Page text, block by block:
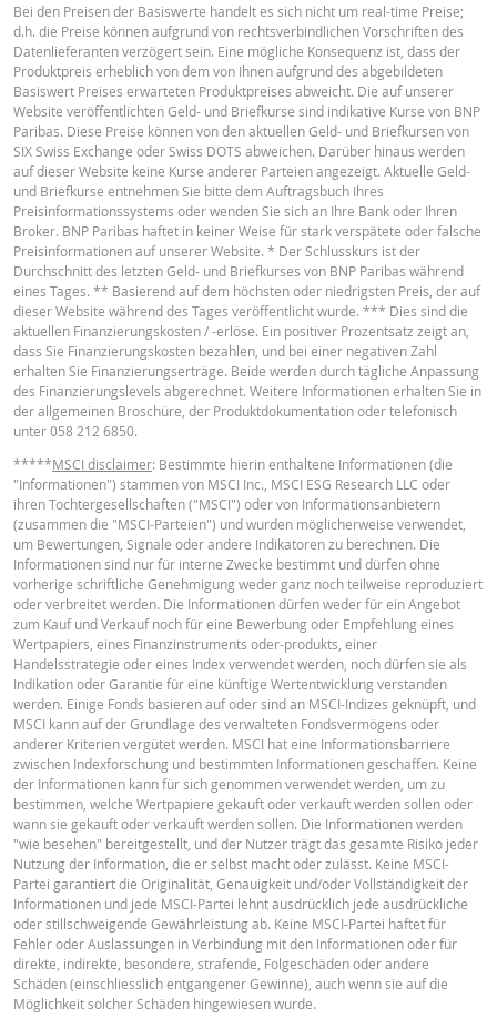
HALTEPERIODE
1 Tag 1 Woche 1 Jahr
AKTUELLE
SITUATION
NEUE
SITUATION
Referenzkurs 63.192
-
Finanzierungslevel
29.514
-
Stop Loss Level
29.514
-
Abstand zum Stop
Loss (in %)
53.29% -
Wert Position (CHF) 2.77
Knock-Out
Warrant (open
end) (CHF)
2.77 -
Die im Rechner angezeigten Preise sind Richtwerte und spiegeln nicht die
aktuellen oder zukünftigen Handelspreise wider. Der Rechner geht von
konstanten Finanzierungskostenprozentsatz aus, der sich jedoch
möglicherweise ständig ändert. Die Rendite von Produkten mit einem
der in einer Währung kotiert, kann durch Wechselkurseffekte beeinflusst
werden. Der Rechner berücksichtigt nicht die Differenz zwischen Geld- und
Briefkurs (Spread) und etwaigen Dividenden (und Dividendensteuer). Dieser
Rechner geht von einer konstanten Gap-Risikoprämie aus, kann sich jedoch
jederzeit ändern und sich daher negativ oder positiv auf die Rendite
Die "Indikative Gap Risk Prämie" wird auf der Grundlage des aktuellen
Geldkurses berechnet und kann von der tatsächlichen Gap-Risk-Prämie
abweichen. Der Einfluss des periodischen Rollens von Futures wird im
ebenfalls nicht berücksichtigt. Angezeigte Werte können aufgrund von
Rundungen auch von der tatsächlichen Wertentwicklung abweichen.
BNP Paribas fungiert nicht als Ihr Rechts- oder Steuerberater,
oder Anlageberater und ist Ihnen gegenüber in Bezug auf den Rechner und /
oder im Zusammenhang mit Transaktionen in Produkten von BNP Paribas
anderen damit verbundenen Transaktionen nicht treuhänderisch
können sich bei Anlageberatungen oder Empfehlungen jeglicher Art nicht
English PDF
TERMSHEET
Deutsch (Schweiz)
FINAL TERMS
Deutsch (Schweiz)
BASISINFORMATIONSBLATT
Key Information Document (DE)
Key Information Document (EN) PDF
Key Information Document (FR)
PREISINFORMATION
Latest Product Quotes CSV
Bei den Preisen der Basiswerte handelt es sich nicht um real-time Preise;
d.h. die Preise können aufgrund von rechtsverbindlichen Vorschriften des
Datenlieferanten verzögert sein. Eine mögliche Konsequenz ist, dass der
Produktpreis erheblich von dem von Ihnen aufgrund des abgebildeten
Basiswert Preises erwarteten Produktpreises abweicht. Die auf unserer
Website veröffentlichten Geld- und Briefkurse sind indikative Kurse von BNP
Paribas. Diese Preise können von den aktuellen Geld- und Briefkursen von
SIX Swiss Exchange oder Swiss DOTS abweichen. Darüber hinaus werden
auf dieser Website keine Kurse anderer Parteien angezeigt. Aktuelle Geld-
und Briefkurse entnehmen Sie bitte dem Auftragsbuch Ihres
Preisinformationssystems oder wenden Sie sich an Ihre Bank oder Ihren
Broker. BNP Paribas haftet in keiner Weise für stark verspätete oder falsche
Preisinformationen auf unserer Website. * Der Schlusskurs ist der
Durchschnitt des letzten Geld- und Briefkurses von BNP Paribas während
eines Tages. ** Basierend auf dem höchsten oder niedrigsten Preis, der auf
dieser Website während des Tages veröffentlicht wurde. *** Dies sind die
aktuellen Finanzierungskosten / -erlöse. Ein positiver Prozentsatz zeigt an,
dass Sie Finanzierungskosten bezahlen, und bei einer negativen Zahl
erhalten Sie Finanzierungserträge. Beide werden durch tägliche Anpassung
des Finanzierungslevels abgerechnet. Weitere Informationen erhalten Sie in
der allgemeinen Broschüre, der Produktdokumentation oder telefonisch
unter 058 212 6850.
*****MSCI disclaimer: Bestimmte hierin enthaltene Informationen (die
"Informationen") stammen von MSCI Inc., MSCI ESG Research LLC oder
ihren Tochtergesellschaften ("MSCI") oder von Informationsanbietern
(zusammen die "MSCI-Parteien") und wurden möglicherweise verwendet,
um Bewertungen, Signale oder andere Indikatoren zu berechnen. Die
Informationen sind nur für interne Zwecke bestimmt und dürfen ohne
vorherige schriftliche Genehmigung weder ganz noch teilweise reproduziert
oder verbreitet werden. Die Informationen dürfen weder für ein Angebot
zum Kauf und Verkauf noch für eine Bewerbung oder Empfehlung eines
Wertpapiers, eines Finanzinstruments oder-produkts, einer
Handelsstrategie oder eines Index verwendet werden, noch dürfen sie als
Indikation oder Garantie für eine künftige Wertentwicklung verstanden
werden. Einige Fonds basieren auf oder sind an MSCI-Indizes geknüpft, und
MSCI kann auf der Grundlage des verwalteten Fondsvermögens oder
anderer Kriterien vergütet werden. MSCI hat eine Informationsbarriere
zwischen Indexforschung und bestimmten Informationen geschaffen. Keine
der Informationen kann für sich genommen verwendet werden, um zu
bestimmen, welche Wertpapiere gekauft oder verkauft werden sollen oder
wann sie gekauft oder verkauft werden sollen. Die Informationen werden
"wie besehen" bereitgestellt, und der Nutzer trägt das gesamte Risiko jeder
Nutzung der Information, die er selbst macht oder zulässt. Keine MSCI-
Partei garantiert die Originalität, Genauigkeit und/oder Vollständigkeit der
Informationen und jede MSCI-Partei lehnt ausdrücklich jede ausdrückliche
oder stillschweigende Gewährleistung ab. Keine MSCI-Partei haftet für
Fehler oder Auslassungen in Verbindung mit den Informationen oder für
direkte, indirekte, besondere, strafende, Folgeschäden oder andere
Schäden (einschliesslich entgangener Gewinne), auch wenn sie auf die
Möglichkeit solcher Schäden hingewiesen wurde.